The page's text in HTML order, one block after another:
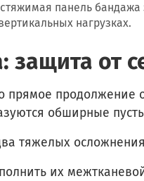
панель
нагрузках.
защита от
прямое
обширные
тяжелых
их